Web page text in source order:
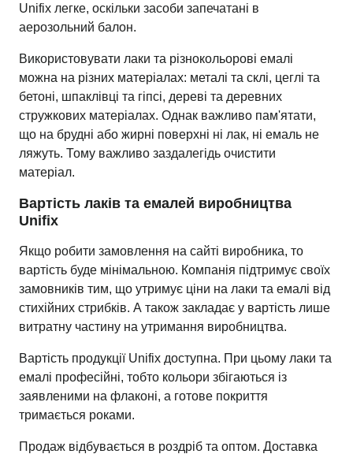
Unifix легке, оскільки засоби запечатані в
аерозольний балон.
Використовувати лаки та різнокольорові емалі
можна на різних матеріалах: металі та склі, цеглі та
бетоні, шпаклівці та гіпсі, дереві та деревних
стружкових матеріалах. Однак важливо пам'ятати,
що на брудні або жирні поверхні ні лак, ні емаль не
ляжуть. Тому важливо заздалегідь очистити
матеріал.
Вартість лаків та емалей виробництва
Unifix
Якщо робити замовлення на сайті виробника, то
вартість буде мінімальною. Компанія підтримує своїх
замовників тим, що утримує ціни на лаки та емалі від
стихійних стрибків. А також закладає у вартість лише
витратну частину на утримання виробництва.
Вартість продукції Unifix доступна. При цьому лаки та
емалі професійні, тобто кольори збігаються із
заявленими на флаконі, а готове покриття
тримається роками.
Продаж відбувається в роздріб та оптом. Доставка